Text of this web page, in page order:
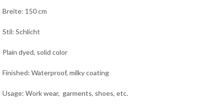
Breite: 150 cm
Stil: Schlicht
Plain dyed, solid color
Finished: Waterproof, milky coating
Usage: Work wear, garments, shoes, etc.